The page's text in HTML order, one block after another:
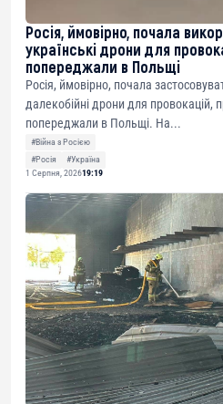
Росія, ймовірно, почала
українські дрони для
попереджали в Польщі
Росія, ймовірно, почала
далекобійні дрони для провокацій,
попереджали в Польщі. На...
#Війна з Росією
#Росія
#Україна
1 Серпня, 202619:19